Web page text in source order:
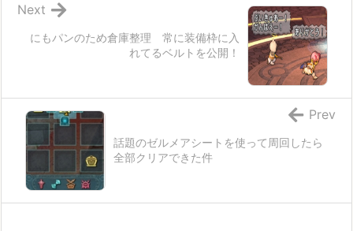
にもパンのため倉庫整理 常に装備枠に入
れてるベルトを公開！
Next
話題のゼルメアシートを使って周回したら
全部クリアできた件
Prev